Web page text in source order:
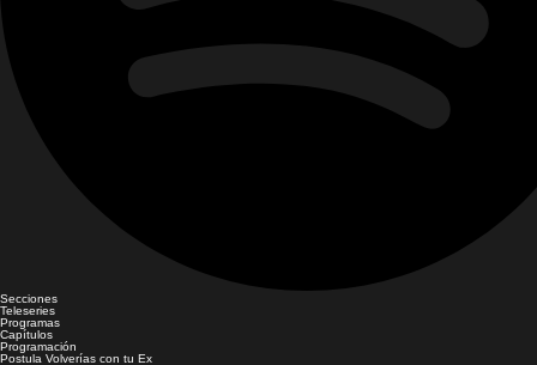
Secciones
Teleseries
Programas
Capítulos
Programación
Postula Volverías con tu Ex